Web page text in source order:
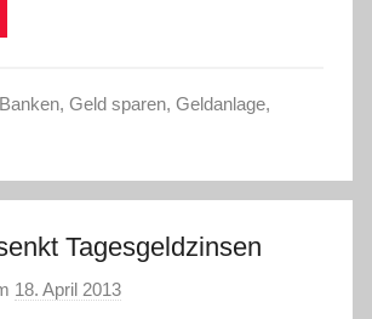
e
.
Banken, Geld sparen, Geldanlage,
Tagesgeldzinsen
18. April 2013